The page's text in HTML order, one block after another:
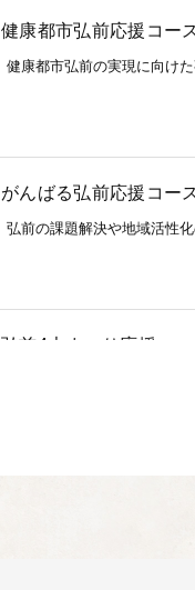
健康都市弘前応援コー
健康都市弘前の実現に向けた
がんばる弘前応援コー
弘前の課題解決や地域活性
弘前4大まつり応援コー
弘前4大まつりや関連する事